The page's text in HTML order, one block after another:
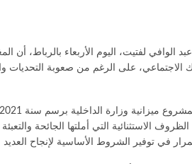
عبد الوافي لفتيت، اليوم الأربعاء بالرباط،
الاجتماعي، على الرغم من صعوبة
الاستثنائية التي أملتها الجائحة
في توفير الشروط الأساسية لإنجاح